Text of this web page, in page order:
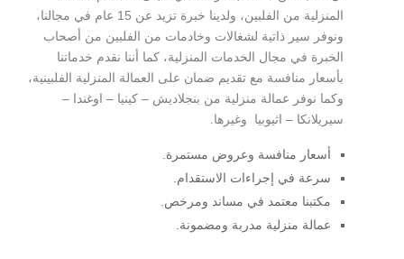
المنزلية من الفلبين، ولدينا خبرة تزيد عن 15 عام في مجالنا،
ونوفر سير ذاتية لشغالات وخادمات من الفلبين من أصحاب
الخبرة في مجال الخدمات المنزلية، كما أننا نقدم خدماتنا
بأسعار منافسة مع تقديم ضمان على العمالة المنزلية الفلبينية،
وكما نوفر عمالة منزلية من بنجلاديش – كينيا – اوغندا –
سيريلانكا – اثيوبيا وغيرها.
أسعار منافسة وعروض مستمرة.
سرعة في إجراءات الاستقدام.
مكتبنا معتمد في مساند ومرخص.
عمالة منزلية مدربة ومضمونة.